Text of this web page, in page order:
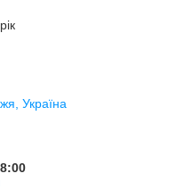
Україна